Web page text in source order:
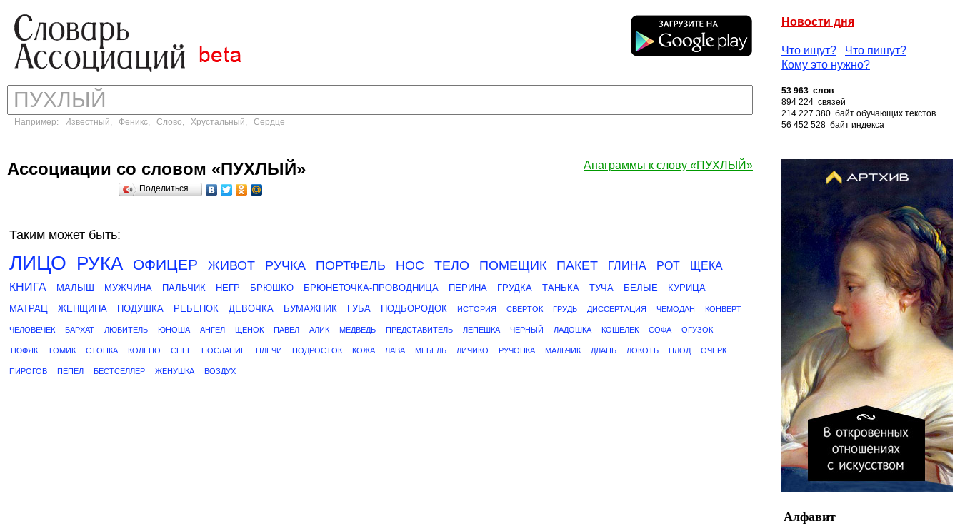
Новости дня
Что ищут?
Что пишут?
Кому это нужно?
Например: Известный, Феникс, Слово, Хрустальный, Сердце
53 963 слов
894 224 связей
214 227 380 байт обучающих текстов
56 452 528 байт индекса
Анаграммы к слову «ПУХЛЫЙ»
Ассоциации со словом «ПУХЛЫЙ»
Поделиться…
Таким может быть:
ЛИЦО РУКА ОФИЦЕР ЖИВОТ РУЧКА ПОРТФЕЛЬ НОС ТЕЛО ПОМЕЩИК ПАКЕТ ГЛИНА РОТ
ЩЕКА
КНИГА
МАЛЫШ МУЖЧИНА ПАЛЬЧИК НЕГР БРЮШКО БРЮНЕТОЧКА-ПРОВОДНИЦА ПЕРИНА ГРУДКА ТАНЬКА ТУЧА БЕЛЫЕ
КУРИЦА
МАТРАЦ
ЖЕНЩИНА ПОДУШКА РЕБЕНОК ДЕВОЧКА БУМАЖНИК ГУБА ПОДБОРОДОК ИСТОРИЯ СВЕРТОК ГРУДЬ ДИССЕРТАЦИЯ ЧЕМОДАН КОНВЕРТ
ЧЕЛОВЕЧЕК БАРХАТ ЛЮБИТЕЛЬ ЮНОША АНГЕЛ ЩЕНОК ПАВЕЛ АЛИК МЕДВЕДЬ ПРЕДСТАВИТЕЛЬ ЛЕПЕШКА ЧЕРНЫЙ ЛАДОШКА КОШЕЛЕК СОФА ОГУЗОК
ТЮФЯК ТОМИК СТОПКА КОЛЕНО СНЕГ ПОСЛАНИЕ ПЛЕЧИ ПОДРОСТОК КОЖА ЛАВА МЕБЕЛЬ ЛИЧИКО РУЧОНКА МАЛЬЧИК ДЛАНЬ ЛОКОТЬ ПЛОД ОЧЕРК
ПИРОГОВ ПЕПЕЛ БЕСТСЕЛЛЕР ЖЕНУШКА ВОЗДУХ
Алфавит